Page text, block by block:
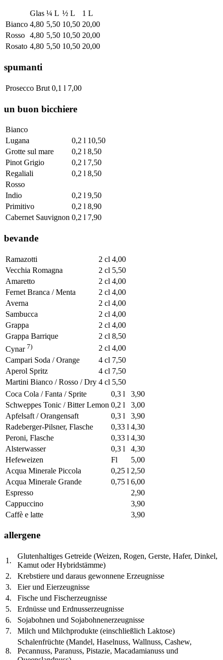
Glas ¼ L ½ L
1 L
Bianco 4,80 5,50 10,50 20,00
Rosso 4,80 5,50 10,50 20,00
Rosato 4,80 5,50 10,50 20,00
spumanti
Prosecco Brut 0,1 l 7,00
un buon bicchiere
Bianco
Lugana
0,2 l 10,50
Grotte sul mare
0,2 l 8,50
Pinot Grigio
0,2 l 7,50
Regaliali
0,2 l 8,50
Rosso
Indio
0,2 l 9,50
Primitivo
0,2 l 8,90
Cabernet Sauvignon 0,2 l 7,90
bevande
Ramazotti 2 cl 4,00
Vecchia Romagna
2 cl 5,50
Amaretto
2 cl 4,00
Fernet Branca / Menta
2 cl 4,00
Averna
2 cl 4,00
Sambucca
2 cl 4,00
Grappa
2 cl 4,00
Grappa Barrique
2 cl 8,50
Cynar 7) 2 cl 4,00
Campari Soda / Orange
4 cl 7,50
Aperol Spritz
4 cl 7,50
Martini Bianco / Rosso / Dry 4 cl 5,50
Coca Cola / Fanta / Sprite
0,3 l
3,90
Schweppes Tonic / Bitter Lemon 0,2 l
3,00
Apfelsaft / Orangensaft
0,3 l
3,90
Radeberger-Pilsner, Flasche
0,33 l 4,30
Peroni, Flasche
0,33 l 4,30
Alsterwasser
0,3 l
4,30
Hefeweizen
Fl
5,00
Acqua Minerale Piccola
0,25 l 2,50
Acqua Minerale Grande
0,75 l 6,00
Espresso
2,90
Cappuccino
3,90
Caffè e latte
3,90
allergene
1.
Glutenhaltiges Getreide (Weizen, Rogen, Gerste, Hafer, Dinkel,
Kamut oder Hybridstämme)
2.
Krebstiere und daraus gewonnene Erzeugnisse
3.
Eier und Eierzeugnisse
4.
Fische und Fischerzeugnisse
5.
Erdnüsse und Erdnusserzeugnisse
6.
Sojabohnen und Sojabohnenerzeugnisse
7.
Milch und Milchprodukte (einschließlich Laktose)
8.
Schalenfrüchte (Mandel, Haselnuss, Wallnuss, Cashew,
Pecannuss, Paranuss, Pistazie, Macadamianuss und